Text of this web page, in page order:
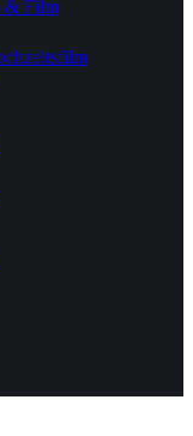
& Film